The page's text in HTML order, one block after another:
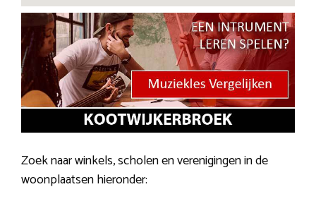
Zoek naar winkels, scholen en verenigingen in de
woonplaatsen hieronder: